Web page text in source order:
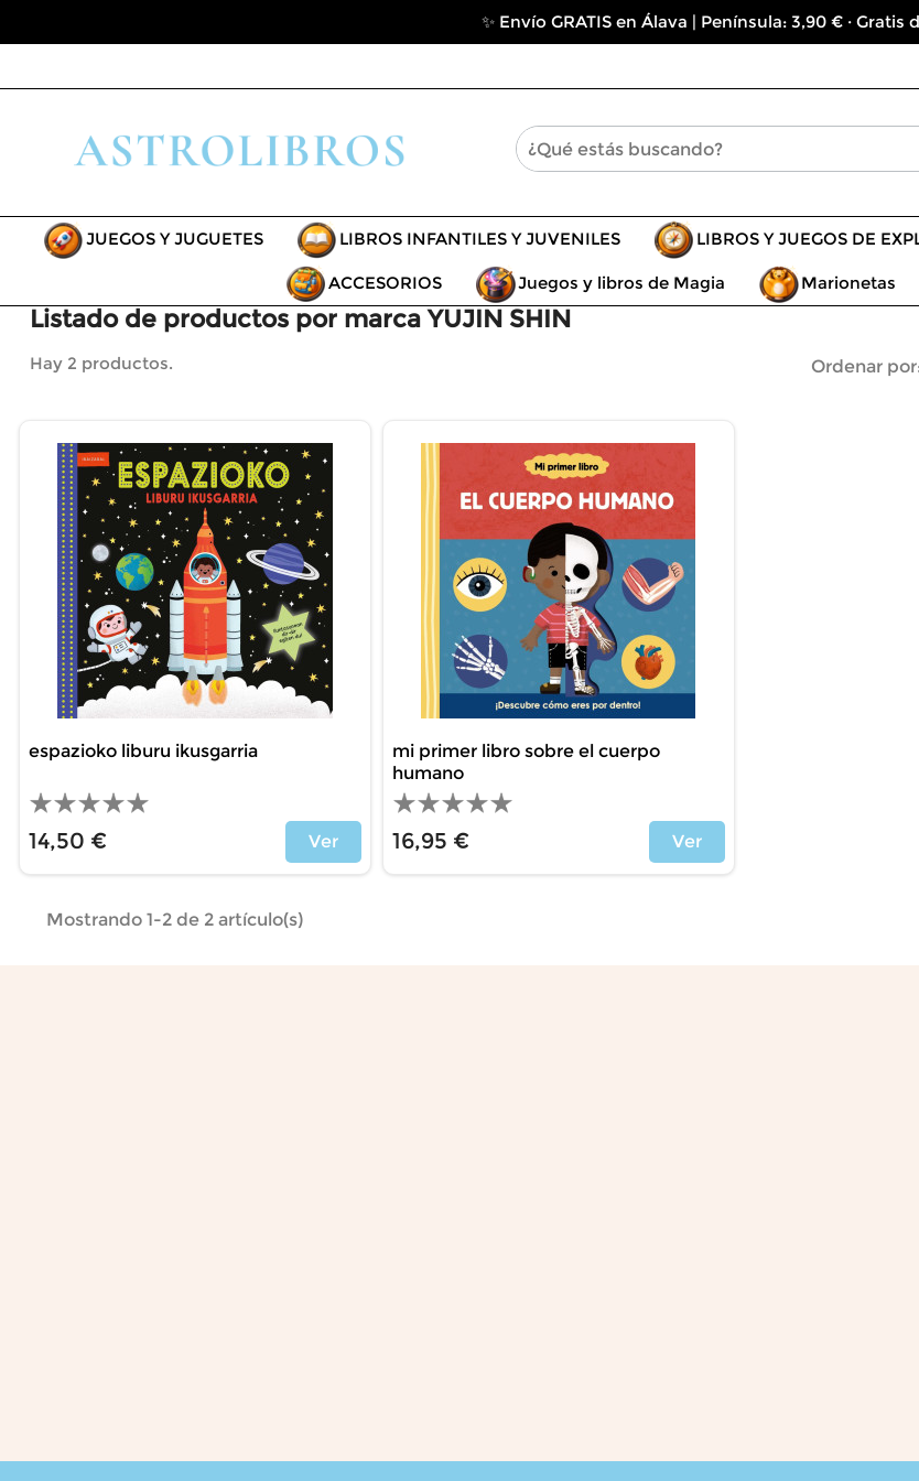
✨ Envío GRATIS en Álava | Península: 3,90 € · Gratis
JUEGOS Y JUGUETES LIBROS INFANTILES Y JUVENILES LIBROS Y JUEGOS DE
ACCESORIOS Juegos y libros de Magia Marionetas
Listado de productos por marca YUJIN SHIN
Hay 2 productos. Ordenar
espazioko liburu ikusgarria
14,50 € Ver
mi primer libro sobre el cuerpo
humano
16,95 € Ver
Mostrando 1-2 de 2 artículo(s)